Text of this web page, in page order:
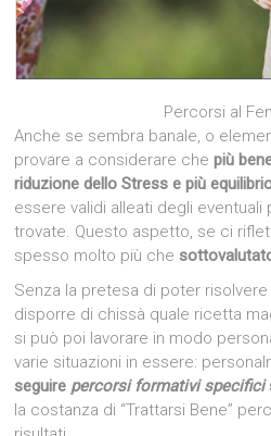
Percorsi al
Anche se sembra banale, o
provare a considerare chepiù
riduzione dello Stress e più
essere validi alleati degli eventuali
trovate. Questo aspetto, se ci
spesso molto più che
Senza la pretesa di poter
disporre di chissà quale ricetta
si può poi lavorare in modo
varie situazioni in essere:
seguire percorsi formativi specifici
la costanza di “Trattarsi Bene”